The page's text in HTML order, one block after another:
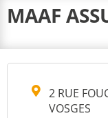
MAAF
2 RUE
VOSGES